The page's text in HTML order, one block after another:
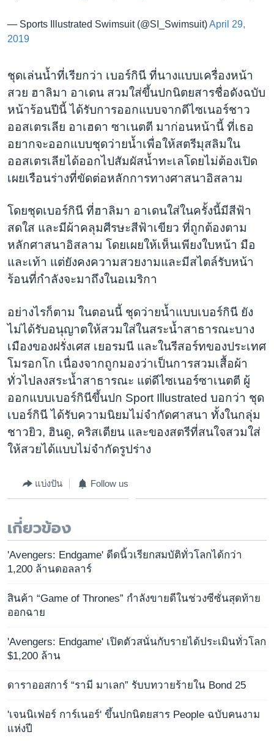
— Sports Illustrated Swimsuit (@SI_Swimsuit)April 29,
2019
ชุดเล่นน้ำที่เรียกว่า เบอร์กินี ที่นางแบบเครื่องหน้า
สวย ฮาลิมา อาเดน สวมใส่ขึ้นปกนิตยสารชื่อดังฉบับ
หน้าร้อนปีนี้ ได้รับการออกแบบจากดีไซเนอร์ชาว
ออสเตรเลีย อาเฮดา ซาเนตตี มาก่อนหน้านี้ ที่เธอ
อยากจะออกแบบชุดว่ายน้ำเพื่อให้สตรีมุสลิมใน
ออสเตรเลียได้ออกไปสัมผัสน้ำทะเลโดยไม่ต้องเปิด
เผยเรือนร่างที่ขัดต่อหลักการทางศาสนาอิสลาม​
โดยชุดเบอร์กินี ที่ฮาลิมา อาเดนใส่ในครั้งนี้มีสีฟ้า
สดใส และมีผ้าคลุมศีรษะสีฟ้าเขียว ที่ถูกต้องตาม
หลักศาสนาอิสลาม โดยเผยให้เห็นเพียงใบหน้า มือ
และเท้า แต่ยังคงความสวยงามและมีสไตล์รับหน้า
ร้อนที่กำลังจะมาถึงในอเมริกา
อย่างไรก็ตาม ในตอนนี้ ชุดว่ายน้ำแบบเบอร์กินี ยัง
ไม่ได้รับอนุญาตให้สวมใส่ในสระน้ำสาธารณะบาง
เมืองของฝรั่งเศส เยอรมนี และในรีสอร์ทของประเทศ
โมรอกโก เนื่องจากถูกมองว่าเป็นการสวมเสื้อผ้า
ทั่วไปลงสระน้ำสาธารณะ แต่ดีไซเนอร์ซาเนตตี ผู้
ออกแบบเบอร์กินีขึ้นปก Sport Illustrated บอกว่า ชุด
เบอร์กินี ได้รับความนิยมไม่จำกัดศาสนา ทั้งในกลุ่ม
ชาวยิว, ฮินดู, คริสเตียน และของสตรีที่สนใจสวมใส่
ให้สวยได้แบบไม่จำกัดรูปร่าง
แบ่งปัน Follow us
เกี่ยวข้อง
'Avengers: Endgame' ดีดนิ้วเรียกสมบัติทั่วโลกได้กว่า
1,200 ล้านดอลลาร์
สินค้า “Game of Thrones” กำลังขายดีในช่วงซีซั่นสุดท้าย
ออกฉาย
'Avengers: Endgame' เปิดตัวสนั่นกับรายได้ประเมินทั่วโลก
$1,200 ล้าน
ดาราออสการ์ “รามี มาเลก” รับบทวายร้ายใน Bond 25
'เจนนิเฟอร์ การ์เนอร์' ขึ้นปกนิตยสาร People ฉบับคนงาม
แห่งปี